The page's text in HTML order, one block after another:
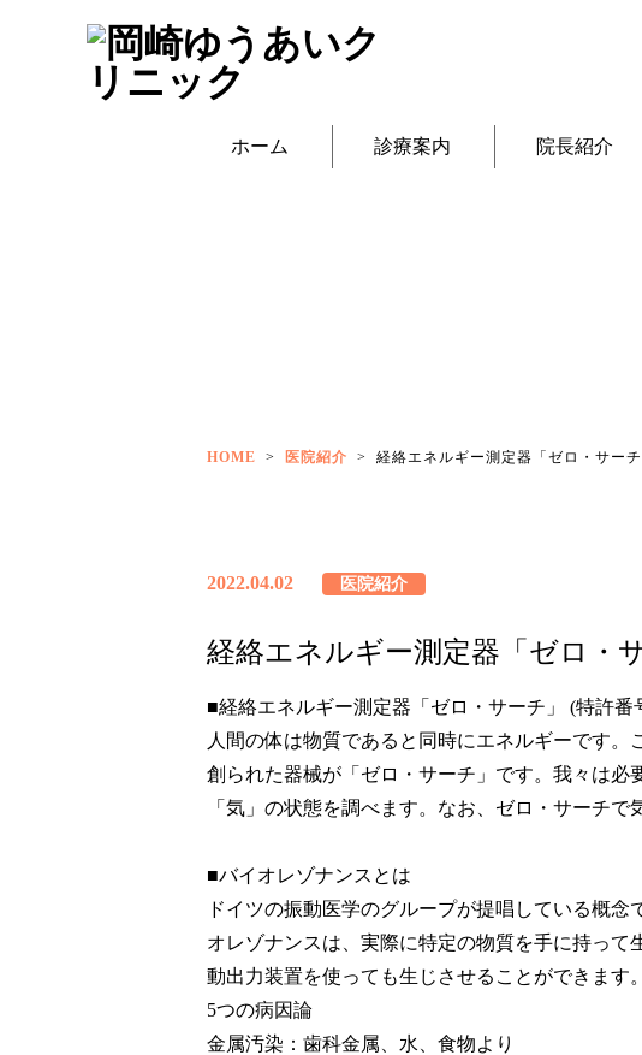
ホーム 診療案内 院長紹介
HOME > 医院紹介 > 経絡エネルギー測定器「ゼロ・サー
2022.04.02 医院紹介
経絡エネルギー測定器「ゼロ・サ
■経絡エネルギー測定器「ゼロ・サーチ」 (特許番
人間の体は物質であると同時にエネルギーです
創られた器械が「ゼロ・サーチ」です。我々は
「気」の状態を調べます。なお、ゼロ・サーチで
■バイオレゾナンスとは
ドイツの振動医学のグループが提唱している概
オレゾナンスは、実際に特定の物質を手に持っ
動出力装置を使っても生じさせることができます。
5つの病因論
金属汚染：歯科金属、水、食物より